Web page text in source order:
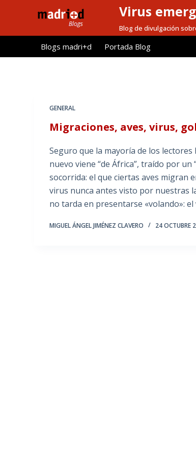
l
Virus
Blog de divulgación
Blogs madri+d Portada Blog
GENERAL
Migraciones, aves, virus,
Seguro que la mayoría de los
nuevo viene “de África”, traído por
socorrida: el que ciertas aves migran
virus nunca antes visto por nuestras
no tarda en presentarse «volando»:
MIGUEL ÁNGEL JIMÉNEZ CLAVERO 24 OCTUBRE